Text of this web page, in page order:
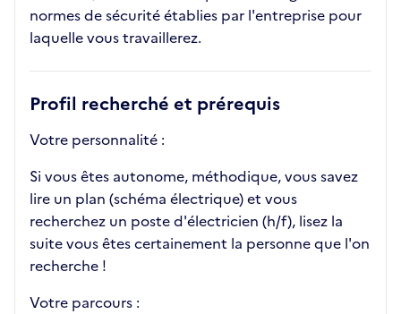
normes de sécurité établies par l'entreprise pour
laquelle vous travaillerez.
Profil recherché et prérequis
Votre personnalité :
Si vous êtes autonome, méthodique, vous savez
lire un plan (schéma électrique) et vous
recherchez un poste d'électricien (h/f), lisez la
suite vous êtes certainement la personne que l'on
recherche !
Votre parcours :